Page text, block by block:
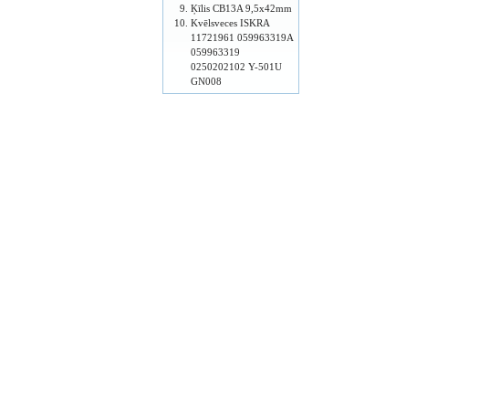
Ķīlis CB13A 9,5x42mm
Kvēlsveces ISKRA
11721961 059963319A
059963319
0250202102 Y-501U
GN008